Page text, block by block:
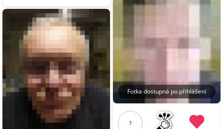
Fotka dostupná po přihlášení
?